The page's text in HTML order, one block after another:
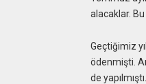
alacaklar.
Geçtiğimiz
ödenmişti.
de